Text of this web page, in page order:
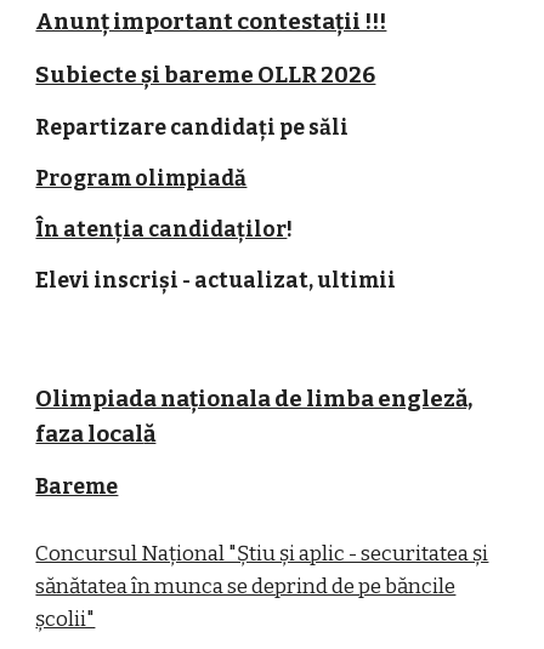
Anunț important contestații !!!
Subiecte și bareme OLLR 2026
Repartizare candidați pe săli
Program olimpiadă
În atenția candidaților!
Elevi inscriși - actualizat, ultimii
Olimpiada naționala de limba engleză,
faza locală
Bareme
Concursul Național "Știu și aplic - securitatea și
sănătatea în munca se deprind de pe băncile
școlii"